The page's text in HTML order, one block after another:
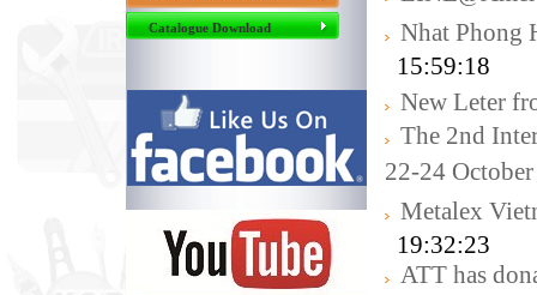
Catalogue Download
Nhat Phong
15:59:18
New Leter
The 2nd
22-24
Metalex
19:32:23
ATT has